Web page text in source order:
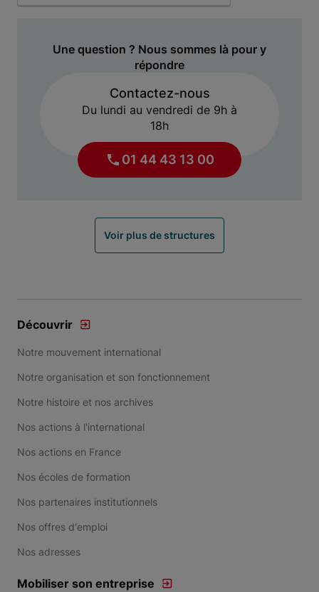
Une question ? Nous sommes là pour y
répondre
Contactez-nous
Du lundi au vendredi de 9h à
18h
01 44 43 13 00
Voir plus de structures
Découvrir
Notre mouvement international
Notre organisation et son fonctionnement
Notre histoire et nos archives
Nos actions à l'international
Nos actions en France
Nos écoles de formation
Nos partenaires institutionnels
Nos offres d'emploi
Nos adresses
Mobiliser son entreprise